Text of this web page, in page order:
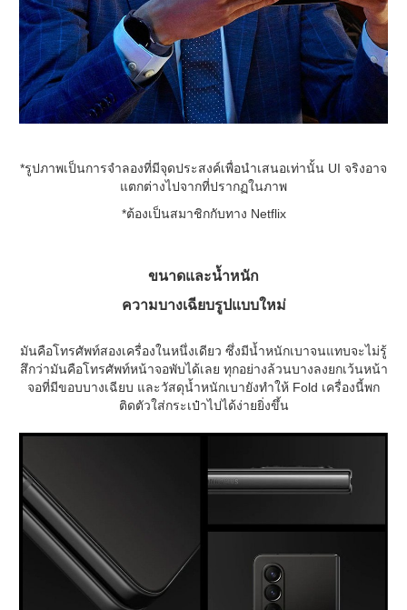
*รูปภาพเป็นการจำลองที่มีจุดประสงค์เพื่อนำเสนอเท่านั้น UI จริงอาจ
แตกต่างไปจากที่ปรากฏในภาพ
*ต้องเป็นสมาชิกกับทาง Netflix
ขนาดและน้ำหนัก
ความบางเฉียบรูปแบบใหม่
มันคือโทรศัพท์สองเครื่องในหนึ่งเดียว ซึ่งมีน้ำหนักเบาจนแทบจะไม่รู้
สึกว่ามันคือโทรศัพท์หน้าจอพับได้เลย ทุกอย่างล้วนบางลงยกเว้นหน้า
จอที่มีขอบบางเฉียบ และวัสดุน้ำหนักเบายังทำให้ Fold เครื่องนี้พก
ติดตัวใส่กระเป๋าไปได้ง่ายยิ่งขึ้น